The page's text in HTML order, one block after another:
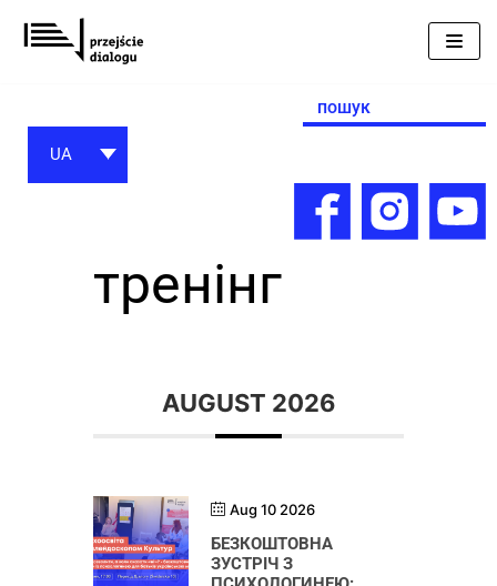
Перейти
до
Search
for:
UA
тренiнг
AUGUST 2026
Aug 10 2026
БЕЗКОШТОВНА
ЗУСТРІЧ З